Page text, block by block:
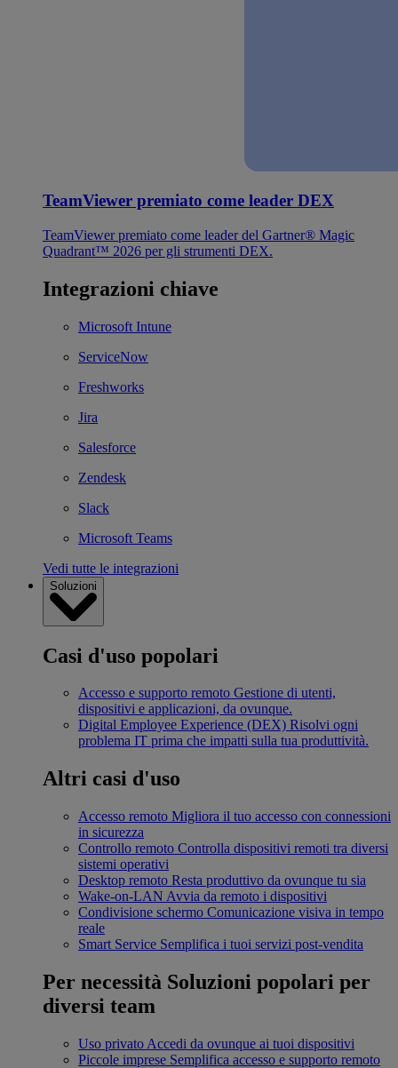
TeamViewer premiato come leader DEX
TeamViewer premiato come leader del Gartner® Magic
Quadrant™ 2026 per gli strumenti DEX.
Integrazioni chiave
Microsoft Intune
ServiceNow
Freshworks
Jira
Salesforce
Zendesk
Slack
Microsoft Teams
Vedi tutte le integrazioni
Soluzioni
Casi d'uso popolari
Accesso e supporto remoto Gestione di utenti,
dispositivi e applicazioni, da ovunque.
Digital Employee Experience (DEX) Risolvi ogni
problema IT prima che impatti sulla tua produttività.
Altri casi d'uso
Accesso remoto Migliora il tuo accesso con connessioni
in sicurezza
Controllo remoto Controlla dispositivi remoti tra diversi
sistemi operativi
Desktop remoto Resta produttivo da ovunque tu sia
Wake-on-LAN Avvia da remoto i dispositivi
Condivisione schermo Comunicazione visiva in tempo
reale
Smart Service Semplifica i tuoi servizi post-vendita
Per necessità Soluzioni popolari per
diversi team
Uso privato Accedi da ovunque ai tuoi dispositivi
Piccole imprese Semplifica accesso e supporto remoto